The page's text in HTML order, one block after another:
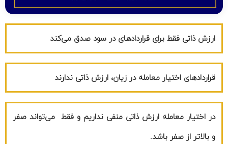
ارزش ذاتی فقط برای قراردادهای در سود صدق می‌کند
قراردادهای اختیار معامله در زیان، ارزش ذاتی ندارند
در اختیار معامله ارزش ذاتی منفی نداریم و فقط می‌تواند صفر
و بالاتر از صفر باشد.